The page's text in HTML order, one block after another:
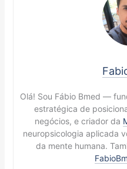
Olá! Sou Fábio Bmed —
estratégica de
negócios, e criador da
neuropsicologia aplicada
da mente humana.